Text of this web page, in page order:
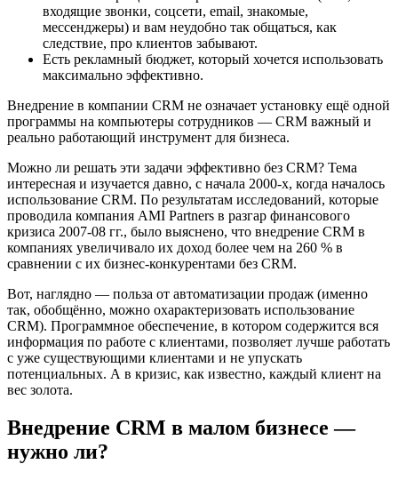
входящие звонки, соцсети, email, знакомые,
мессенджеры) и вам неудобно так общаться, как
следствие, про клиентов забывают.
Есть рекламный бюджет, который хочется использовать
максимально эффективно.
Внедрение в компании CRM не означает установку ещё одной
программы на компьютеры сотрудников — CRM важный и
реально работающий инструмент для бизнеса.
Можно ли решать эти задачи эффективно без CRM? Тема
интересная и изучается давно, с начала 2000-х, когда началось
использование CRM. По результатам исследований, которые
проводила компания AMI Partners в разгар финансового
кризиса 2007-08 гг., было выяснено, что внедрение CRM в
компаниях увеличивало их доход более чем на 260 % в
сравнении с их бизнес-конкурентами без CRM.
Вот, наглядно — польза от автоматизации продаж (именно
так, обобщённо, можно охарактеризовать использование
CRM). Программное обеспечение, в котором содержится вся
информация по работе с клиентами, позволяет лучше работать
с уже существующими клиентами и не упускать
потенциальных. А в кризис, как известно, каждый клиент на
вес золота.
Внедрение CRM в малом бизнесе —
нужно ли?